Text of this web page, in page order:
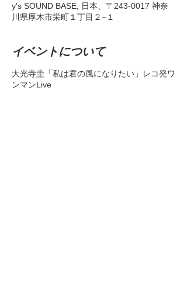
y's SOUND BASE, 日本、〒243-0017 神奈
川県厚木市栄町１丁目２−１
イベントについて
大光寺圭「私は君の風になりたい」レコ発ワ
ンマンLive